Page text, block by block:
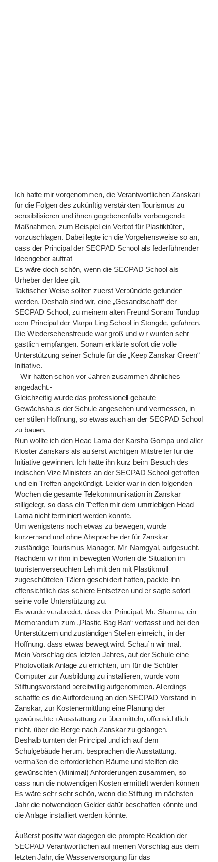
Ich hatte mir vorgenommen, die Verantwortlichen Zanskari
für die Folgen des zukünftig verstärkten Tourismus zu
sensibilisieren und ihnen gegebenenfalls vorbeugende
Maßnahmen, zum Beispiel ein Verbot für Plastiktüten,
vorzuschlagen. Dabei legte ich die Vorgehensweise so an,
dass der Principal der SECPAD School als federführender
Ideengeber auftrat.
Es wäre doch schön, wenn die SECPAD School als
Urheber der Idee gilt.
Taktischer Weise sollten zuerst Verbündete gefunden
werden. Deshalb sind wir, eine „Gesandtschaft“ der
SECPAD School, zu meinem alten Freund Sonam Tundup,
dem Principal der Marpa Ling School in Stongde, gefahren.
Die Wiedersehensfreude war groß und wir wurden sehr
gastlich empfangen. Sonam erklärte sofort die volle
Unterstützung seiner Schule für die „Keep Zanskar Green“
Initiative.
– Wir hatten schon vor Jahren zusammen ähnliches
angedacht.-
Gleichzeitig wurde das professionell gebaute
Gewächshaus der Schule angesehen und vermessen, in
der stillen Hoffnung, so etwas auch an der SECPAD School
zu bauen.
Nun wollte ich den Head Lama der Karsha Gompa und aller
Klöster Zanskars als äußerst wichtigen Mitstreiter für die
Initiative gewinnen. Ich hatte ihn kurz beim Besuch des
indischen Vize Ministers an der SECPAD School getroffen
und ein Treffen angekündigt. Leider war in den folgenden
Wochen die gesamte Telekommunikation in Zanskar
stillgelegt, so dass ein Treffen mit dem umtriebigen Head
Lama nicht terminiert werden konnte.
Um wenigstens noch etwas zu bewegen, wurde
kurzerhand und ohne Absprache der für Zanskar
zuständige Tourismus Manager, Mr. Namgyal, aufgesucht.
Nachdem wir ihm in bewegten Worten die Situation im
touristenverseuchten Leh mit den mit Plastikmüll
zugeschütteten Tälern geschildert hatten, packte ihn
offensichtlich das schiere Entsetzen und er sagte sofort
seine volle Unterstützung zu.
Es wurde verabredet, dass der Principal, Mr. Sharma, ein
Memorandum zum „Plastic Bag Ban“ verfasst und bei den
Unterstützern und zuständigen Stellen einreicht, in der
Hoffnung, dass etwas bewegt wird. Schau`n wir mal.
Mein Vorschlag des letzten Jahres, auf der Schule eine
Photovoltaik Anlage zu errichten, um für die Schüler
Computer zur Ausbildung zu installieren, wurde vom
Stiftungsvorstand bereitwillig aufgenommen. Allerdings
schaffte es die Aufforderung an den SECPAD Vorstand in
Zanskar, zur Kostenermittlung eine Planung der
gewünschten Ausstattung zu übermitteln, offensichtlich
nicht, über die Berge nach Zanskar zu gelangen.
Deshalb turnten der Principal und ich auf dem
Schulgebäude herum, besprachen die Ausstattung,
vermaßen die erforderlichen Räume und stellten die
gewünschten (Minimal) Anforderungen zusammen, so
dass nun die notwendigen Kosten ermittelt werden können.
Es wäre sehr sehr schön, wenn die Stiftung im nächsten
Jahr die notwendigen Gelder dafür beschaffen könnte und
die Anlage installiert werden könnte.
Äußerst positiv war dagegen die prompte Reaktion der
SECPAD Verantwortlichen auf meinen Vorschlag aus dem
letzten Jahr, die Wasserversorgung für das